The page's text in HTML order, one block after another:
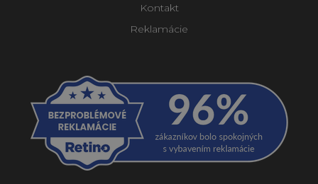
Kontakt
Reklamácie